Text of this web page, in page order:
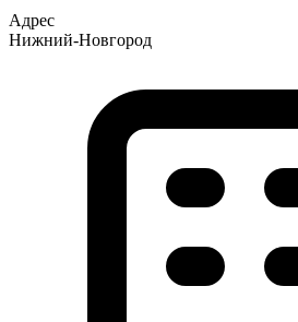
Адрес
Нижний-Новгород